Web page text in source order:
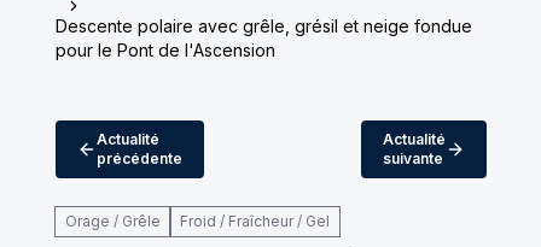
Descente polaire avec grêle, grésil et neige fondue
pour le Pont de l'Ascension
Actualité
précédente
Actualité
suivante
Orage / Grêle Froid / Fraîcheur / Gel